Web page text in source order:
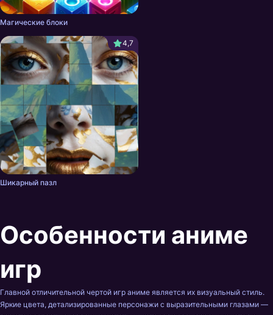
Магические блоки
4,7
Шикарный пазл
Особенности аниме
игр
Главной отличительной чертой игр аниме является их визуальный стиль.
Яркие цвета, детализированные персонажи с выразительными глазами —